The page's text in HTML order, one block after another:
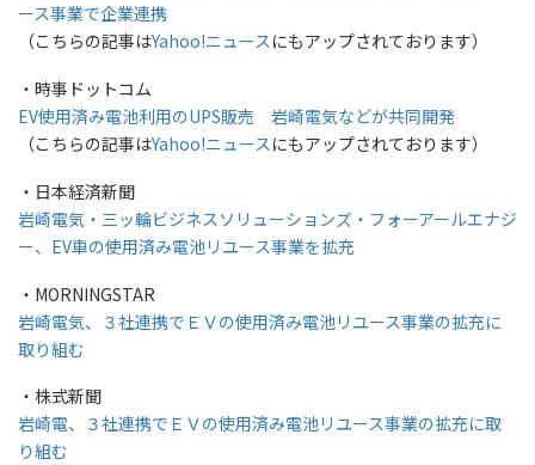
ース事業で企業連携
（こちらの記事はYahoo!ニュースにもアップされております）
・時事ドットコム
EV使用済み電池利用のUPS販売 岩崎電気などが共同開発
（こちらの記事はYahoo!ニュースにもアップされております）
・日本経済新聞
岩崎電気・三ッ輪ビジネスソリューションズ・フォーアールエナジ
ー、EV車の使用済み電池リユース事業を拡充
・MORNINGSTAR
岩崎電気、３社連携でＥＶの使用済み電池リユース事業の拡充に
取り組む
・株式新聞
岩崎電、３社連携でＥＶの使用済み電池リユース事業の拡充に取
り組む